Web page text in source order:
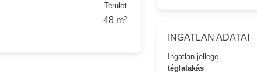
INGATLAN ADATAI
Ingatlan jellege
téglalakás
Terület
48 m²